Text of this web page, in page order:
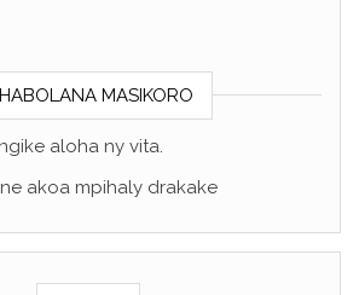
MASIKORO
aloha ny vita.
akoa mpihaly drakake